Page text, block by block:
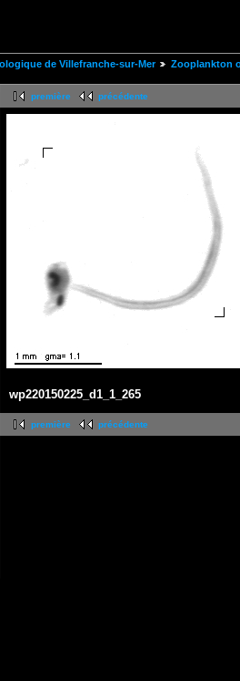
de Villefranche-sur-Mer
Zooplankton
première précédente
wp220150225_d1_1_265
première précédente